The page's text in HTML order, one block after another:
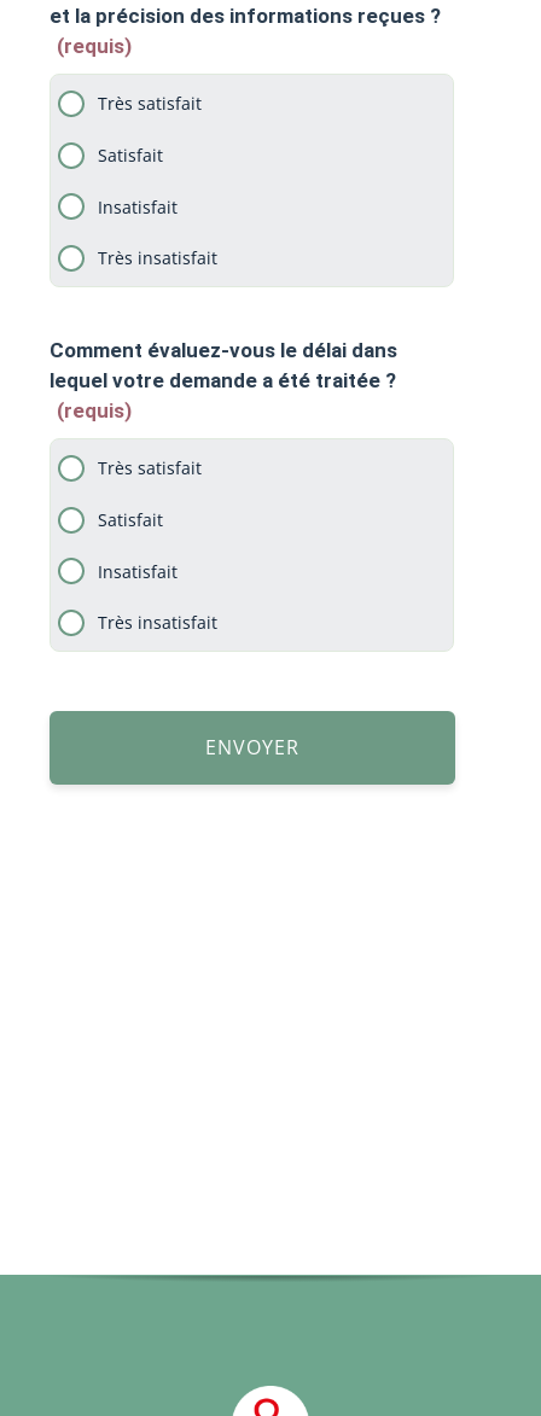
et la précision des informations reçues ?
(requis)
Comment évaluez-vous le délai dans
lequel votre demande a été traitée ?
(requis)